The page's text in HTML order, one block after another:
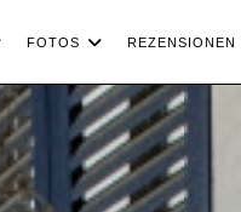
FOTOS REZENSIONEN